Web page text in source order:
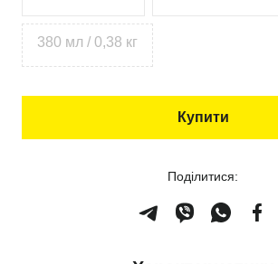
380 мл / 0,38 кг
Купити
Поділитися: